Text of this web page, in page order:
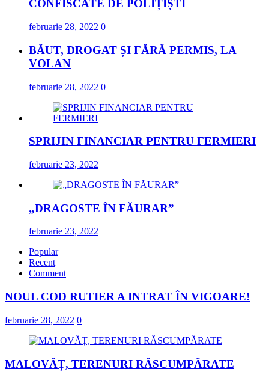
CONFISCATE DE POLIȚIȘTI
februarie 28, 2022 0
BĂUT, DROGAT ȘI FĂRĂ PERMIS, LA
VOLAN
februarie 28, 2022 0
SPRIJIN FINANCIAR PENTRU FERMIERI
februarie 23, 2022
„DRAGOSTE ÎN FĂURAR”
februarie 23, 2022
Popular
Recent
Comment
NOUL COD RUTIER A INTRAT ÎN VIGOARE!
februarie 28, 2022 0
MALOVĂȚ, TERENURI RĂSCUMPĂRATE